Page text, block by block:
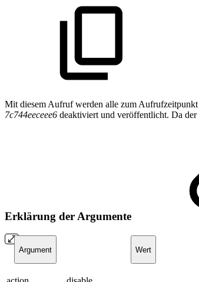
Mit diesem Aufruf werden alle zum
7c744eeceee6 deaktiviert und veröffentlicht. Da der
Erklärung der Argumente
Argument Wert